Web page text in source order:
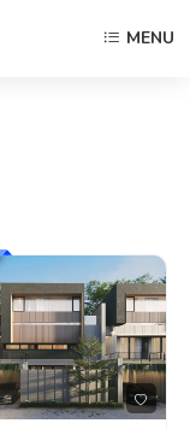
MENU